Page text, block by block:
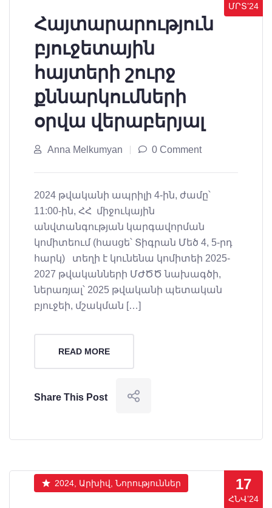
ՄՐՏ’24
Հայտարարություն
բյուջետային
հայտերի շուրջ
քննարկումների
օրվա վերաբերյալ
Anna Melkumyan 0 Comment
2024 թվականի ապրիլի 4-ին, ժամը՝
11:00-ին, ՀՀ միջուկային
անվտանգության կարգավորման
կոմիտեում (հասցե՝ Տիգրան Մեծ 4, 5-րդ
հարկ) տեղի է կունենա կոմիտեի 2025-
2027 թվականների ՄԺԾԾ նախագծի,
ներառյալ՝ 2025 թվականի պետական
բյուջեի, մշակման […]
READ MORE
Share This Post
17
ՀՆՎ’24
2024, Արխիվ, Նորություններ